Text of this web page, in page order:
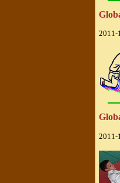
2011-
2011-